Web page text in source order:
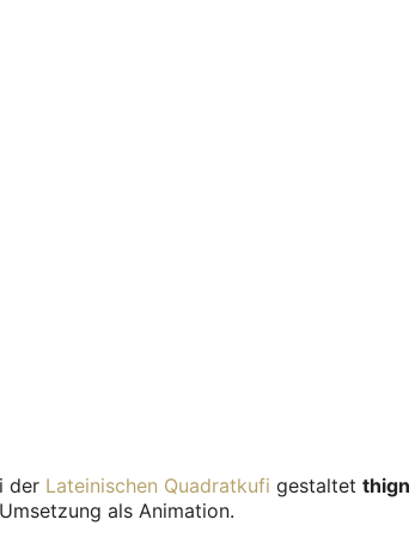
der Lateinischen Quadratkufi gestaltet thign
als Animation.